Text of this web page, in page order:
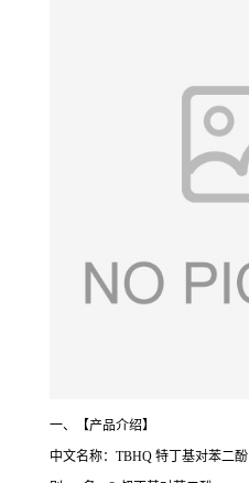
一、【产品介绍】
中文名称：TBHQ 特丁基对苯二酚